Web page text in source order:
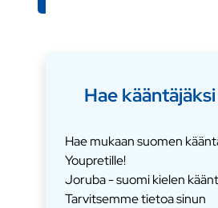
Hae kääntäjäksi
Hae mukaan suomen
Youpretille!
Joruba - suomi kielen
Tarvitsemme tietoa sinun